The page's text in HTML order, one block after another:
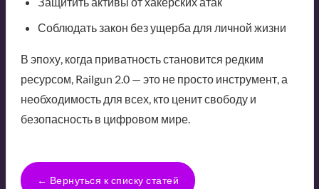
Соблюдать закон без ущерба для личной жизни
В эпоху, когда приватность становится редким
ресурсом, Railgun 2.0 — это не просто инструмент, а
необходимость для всех, кто ценит свободу и
безопасность в цифровом мире.
← Вернуться к списку статей